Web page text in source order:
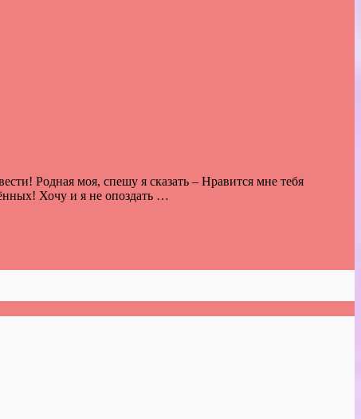
Родная моя, спешу я сказать – Нравится мне тебя
Хочу и я не опоздать …